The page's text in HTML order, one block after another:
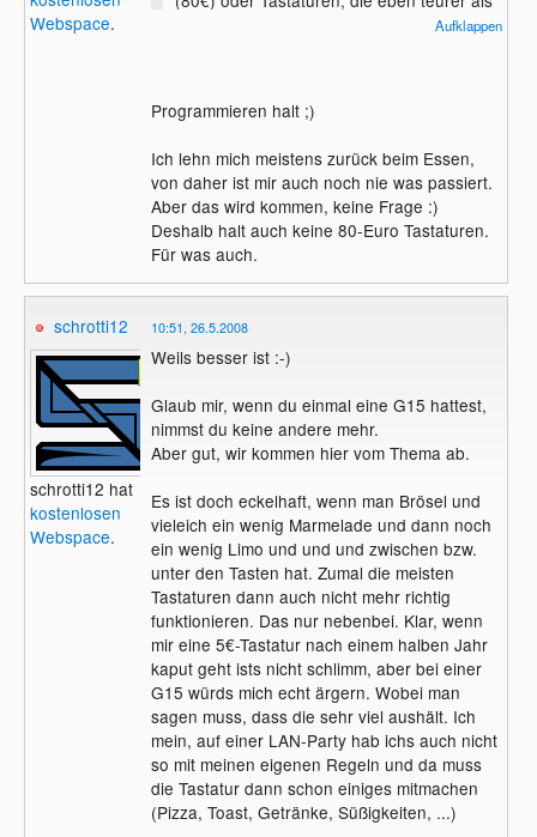
Webspace.
normale Tastaturen sind, ist man schonAufklappen
Programmieren halt ;)
Ich lehn mich meistens zurück beim Essen,
von daher ist mir auch noch nie was passiert.
Aber das wird kommen, keine Frage :)
Deshalb halt auch keine 80-Euro Tastaturen.
Für was auch.
schrotti12
schrotti12 hat
kostenlosen
Webspace.
10:51, 26.5.2008
Weils besser ist :-)
Glaub mir, wenn du einmal eine G15 hattest,
nimmst du keine andere mehr.
Aber gut, wir kommen hier vom Thema ab.
Es ist doch eckelhaft, wenn man Brösel und
vieleich ein wenig Marmelade und dann noch
ein wenig Limo und und und zwischen bzw.
unter den Tasten hat. Zumal die meisten
Tastaturen dann auch nicht mehr richtig
funktionieren. Das nur nebenbei. Klar, wenn
mir eine 5€-Tastatur nach einem halben Jahr
kaput geht ists nicht schlimm, aber bei einer
G15 würds mich echt ärgern. Wobei man
sagen muss, dass die sehr viel aushält. Ich
mein, auf einer LAN-Party hab ichs auch nicht
so mit meinen eigenen Regeln und da muss
die Tastatur dann schon einiges mitmachen
(Pizza, Toast, Getränke, Süßigkeiten, ...)